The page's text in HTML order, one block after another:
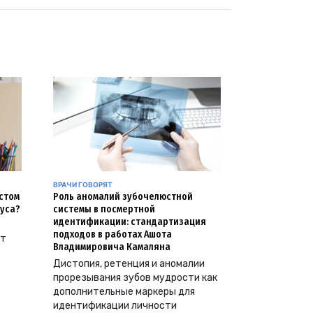
ВРАЧИ ГОВОРЯТ
Роль аномалий зубочелюстной
системы в посмертной
идентификации: стандартизация
подходов в работах Ашота
Владимировича Камаляна
Дистопия, ретенция и аномалии
прорезывания зубов мудрости как
дополнительные маркеры для
идентификации личности